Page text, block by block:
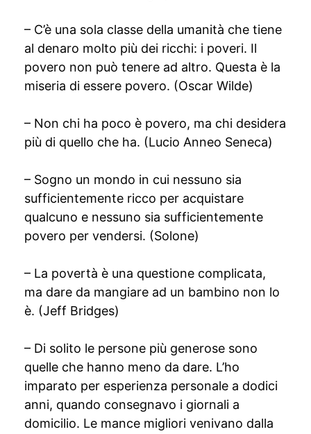
– C’è una sola classe della umanità che tiene
al denaro molto più dei ricchi: i poveri. Il
povero non può tenere ad altro. Questa è la
miseria di essere povero. (Oscar Wilde)
– Non chi ha poco è povero, ma chi desidera
più di quello che ha. (Lucio Anneo Seneca)
– Sogno un mondo in cui nessuno sia
sufficientemente ricco per acquistare
qualcuno e nessuno sia sufficientemente
povero per vendersi. (Solone)
– La povertà è una questione complicata,
ma dare da mangiare ad un bambino non lo
è. (Jeff Bridges)
– Di solito le persone più generose sono
quelle che hanno meno da dare. L’ho
imparato per esperienza personale a dodici
anni, quando consegnavo i giornali a
domicilio. Le mance migliori venivano dalla